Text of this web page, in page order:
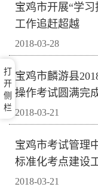
打
开
侧
栏
宝鸡市开展“学
工作追赶超越
2018-03-28
宝鸡市麟游县
操作考试圆满完
2018-03-21
宝鸡市考试管理
标准化考点建设
2018-03-21